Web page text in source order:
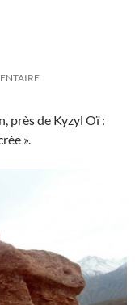
près de Kyzyl Oï :
».